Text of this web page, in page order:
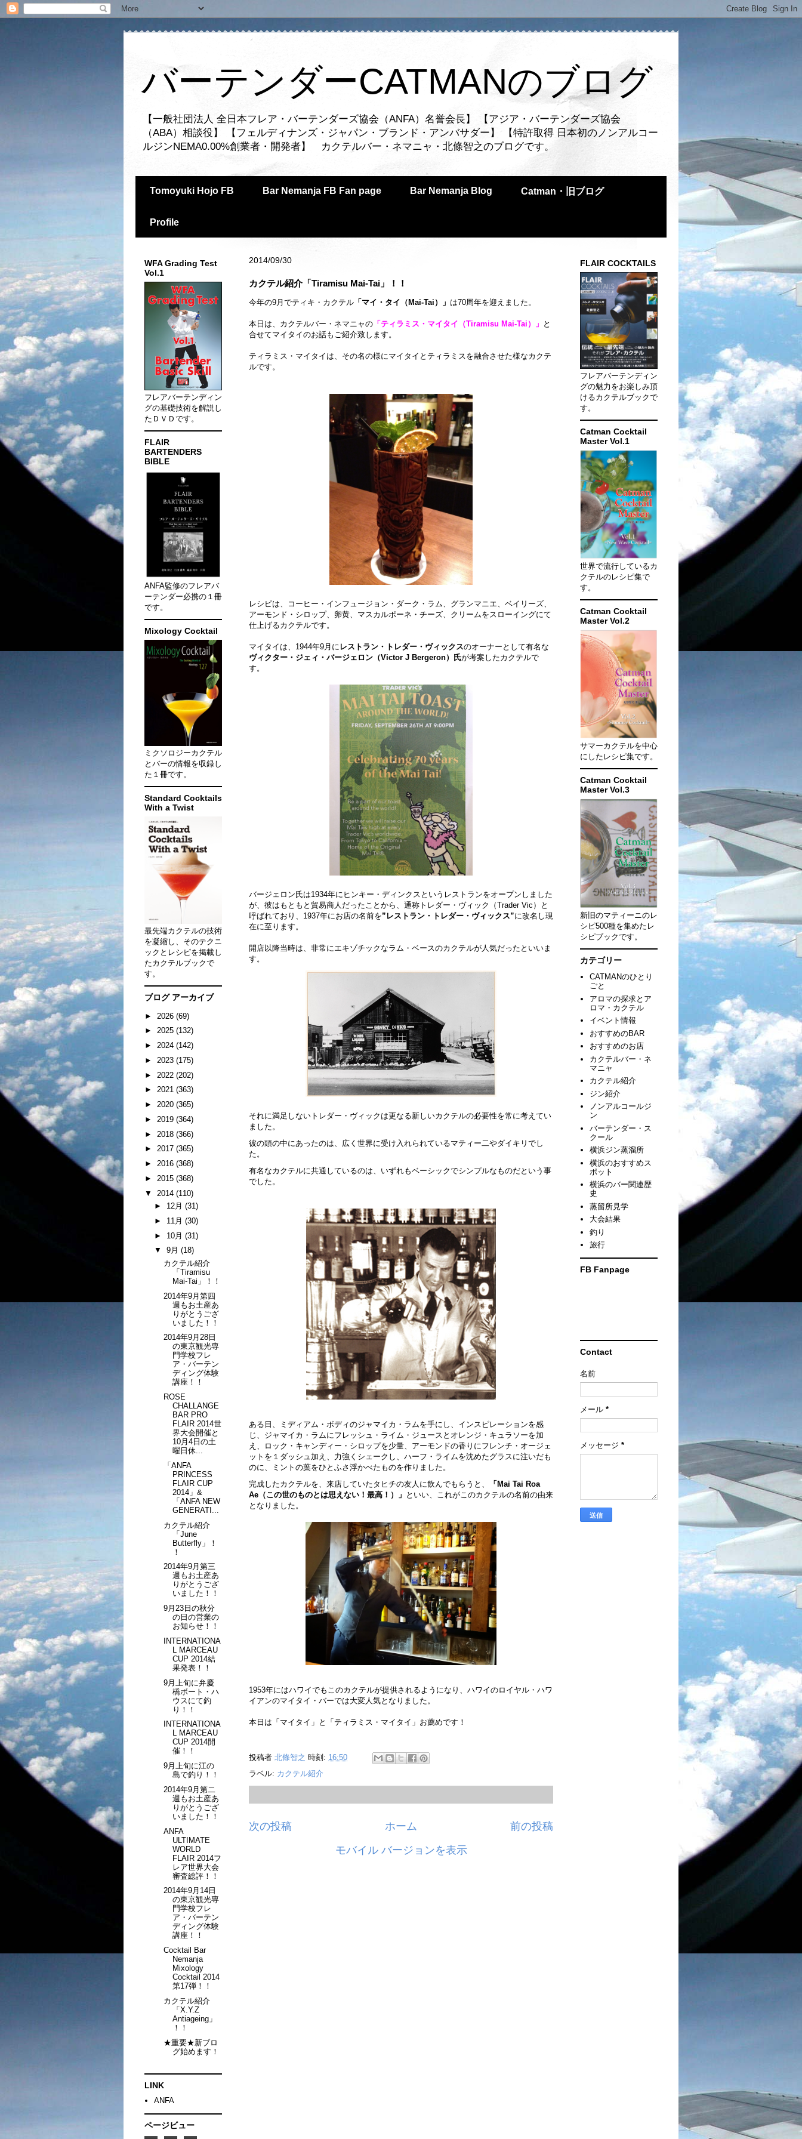
バーテンダーCATMANのブログ
【一般社団法人 全日本フレア・バーテンダーズ協会（ANFA）名誉会長】 【アジア・バーテンダーズ協会
（ABA）相談役】 【フェルディナンズ・ジャパン・ブランド・アンバサダー】 【特許取得 日本初のノンアルコー
ルジンNEMA0.00%創業者・開発者】 カクテルバー・ネマニャ・北條智之のブログです。
Tomoyuki Hojo FB Bar Nemanja FB Fan page Bar Nemanja Blog Catman・旧ブログ
Profile
2014/09/30
カクテル紹介「Tiramisu Mai-Tai」！！
今年の9月でティキ・カクテル 「マイ・タイ（Mai-Tai）」 は70周年を迎えました。
本日は、カクテルバー・ネマニャの 「ティラミス・マイタイ（Tiramisu Mai-Tai）」 と
合せてマイタイのお話もご紹介致します。
ティラミス・マイタイは、その名の様にマイタイとティラミスを融合させた様なカクテ
ルです。
レシピは、コーヒー・インフュージョン・ダーク・ラム、グランマニエ、ベイリーズ、
アーモンド・シロップ、卵黄、マスカルポーネ・チーズ、クリームをスローイングにて
仕上げるカクテルです。
マイタイは、1944年9月に レストラン・トレダー・ヴィックスのオーナーとして有名な
ヴィクター・ジェィ・バージェロン（Victor J Bergeron）氏が考案したカクテルで
す。
バージェロン氏は1934年にヒンキー・ディンクスというレストランをオープンしました
が、彼はもともと貿易商人だったことから、通称トレダー・ヴィック（Trader Vic）と
呼ばれており、1937年にお店の名前を”レストラン・トレダー・ヴィックス”に改名し現
在に至ります。
開店以降当時は、非常にエキゾチックなラム・ベースのカクテルが人気だったといいま
す。
それに満足しないトレダー・ヴィックは更なる新しいカクテルの必要性を常に考えてい
ました。
彼の頭の中にあったのは、広く世界に受け入れられているマティー二やダイキリでし
た。
有名なカクテルに共通しているのは、いずれもベーシックでシンプルなものだという事
でした。
ある日、ミディアム・ボディのジャマイカ・ラムを手にし、インスピレーションを感
じ、ジャマイカ・ラムにフレッシュ・ライム・ジュースとオレンジ・キュラソーを加
え、ロック・キャンディー・シロップを少量、アーモンドの香りにフレンチ・オージェ
ットを１ダッシュ加え、力強くシェークし、ハーフ・ライムを沈めたグラスに注いだも
のに、ミントの葉をひとふさ浮かべたものを作りました。
完成したカクテルを、来店していたタヒチの友人に飲んでもらうと、
「Mai Tai Roa
Ae（この世のものとは思えない！最高！）」 といい、これがこのカクテルの名前の由来
となりました。
1953年にはハワイでもこのカクテルが提供されるようになり、ハワイのロイヤル・ハワ
イアンのマイタイ・バーでは大変人気となりました。
本日は「マイタイ」と「ティラミス・マイタイ」お薦めです！
投稿者 北條智之 時刻: 16:50
ラベル: カクテル紹介
次の投稿 前の投稿
ホーム
モバイル バージョンを表示
WFA Grading Test
Vol.1
フレアバーテンディン
グの基礎技術を解説し
たＤＶＤです。
FLAIR
BARTENDERS
BIBLE
ANFA監修のフレアバ
ーテンダー必携の１冊
です。
Mixology Cocktail
ミクソロジーカクテル
とバーの情報を収録し
た１冊です。
Standard Cocktails
With a Twist
最先端カクテルの技術
を凝縮し、そのテクニ
ックとレシピを掲載し
たカクテルブックで
す。
ブログ アーカイブ
► 2026 (69)
► 2025 (132)
► 2024 (142)
► 2023 (175)
► 2022 (202)
► 2021 (363)
► 2020 (365)
► 2019 (364)
► 2018 (366)
► 2017 (365)
► 2016 (368)
► 2015 (368)
▼ 2014 (110)
► 12月 (31)
► 11月 (30)
► 10月 (31)
▼ 9月 (18)
カクテル紹介
「Tiramisu
Mai-Tai」！！
2014年9月第四
週もお土産あ
りがとうござ
いました！！
2014年9月28日
の東京観光専
門学校フレ
ア・バーテン
ディング体験
講座！！
ROSE
CHALLANGE
BAR PRO
FLAIR 2014世
界大会開催と
10月4日の土
曜日休...
「ANFA
PRINCESS
FLAIR CUP
2014」&
「ANFA NEW
GENERATI...
カクテル紹介
「June
Butterfly」！
！
2014年9月第三
週もお土産あ
りがとうござ
いました！！
9月23日の秋分
の日の営業の
お知らせ！！
INTERNATIONA
L MARCEAU
CUP 2014結
果発表！！
9月上旬に弁慶
橋ボート・ハ
ウスにて釣
り！！
INTERNATIONA
L MARCEAU
CUP 2014開
催！！
9月上旬に江の
島で釣り！！
2014年9月第二
週もお土産あ
りがとうござ
いました！！
ANFA
ULTIMATE
WORLD
FLAIR 2014フ
レア世界大会
審査総評！！
2014年9月14日
の東京観光専
門学校フレ
ア・バーテン
ディング体験
講座！！
Cocktail Bar
Nemanja
Mixology
Cocktail 2014
第17弾！！
カクテル紹介
「X.Y.Z
Antiageing」
！！
★重要★新ブロ
グ始めます！
LINK
ANFA
ページビュー
FLAIR COCKTAILS
フレアバーテンディン
グの魅力をお楽しみ頂
けるカクテルブックで
す。
Catman Cocktail
Master Vol.1
世界で流行しているカ
クテルのレシピ集で
す。
Catman Cocktail
Master Vol.2
サマーカクテルを中心
にしたレシピ集です。
Catman Cocktail
Master Vol.3
新旧のマティーニのレ
シピ500種を集めたレ
シピブックです。
カテゴリー
CATMANのひとり
ごと
アロマの探求とア
ロマ・カクテル
イベント情報
おすすめのBAR
おすすめのお店
カクテルバー・ネ
マニャ
カクテル紹介
ジン紹介
ノンアルコールジ
ン
バーテンダー・ス
クール
横浜ジン蒸溜所
横浜のおすすめス
ポット
横浜のバー関連歴
史
蒸留所見学
大会結果
釣り
旅行
FB Fanpage
Contact
名前
メール *
メッセージ *